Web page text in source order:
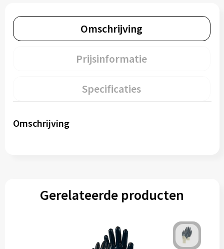
Omschrijving
Prijsinformatie
Specificaties
Omschrijving
Gerelateerde producten